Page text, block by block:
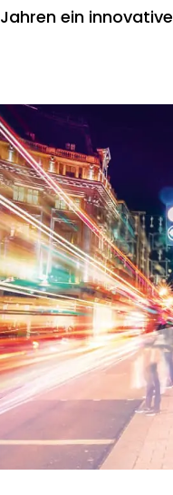
Jahren ein